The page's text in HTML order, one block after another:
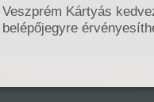
Veszprém Kártyás
belépőjegyre